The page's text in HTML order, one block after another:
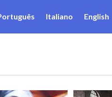
Italiano English